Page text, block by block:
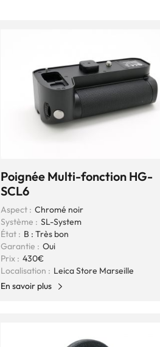
Poignée Multi-fonction HG-
SCL6
Aspect : Chromé noir
Système : SL-System
État : B : Très bon
Garantie : Oui
Prix : 430€
Localisation : Leica Store Marseille
En savoir plus